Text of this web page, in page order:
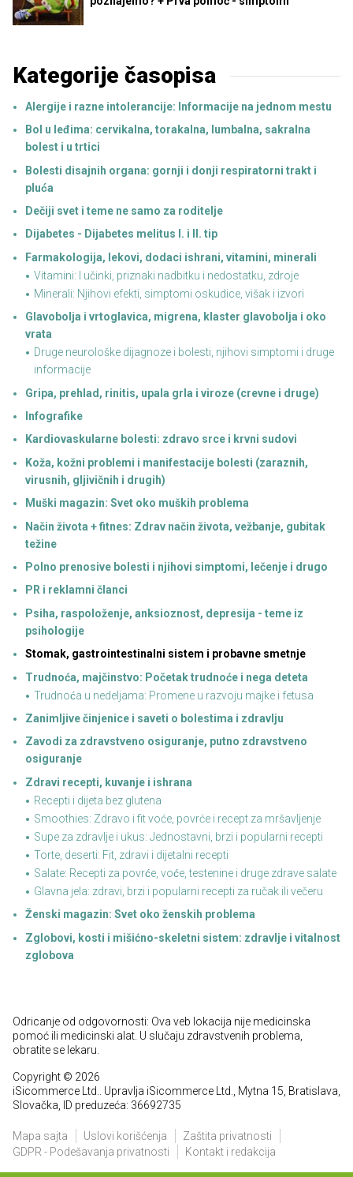
Kategorije časopisa
Alergije i razne intolerancije: Informacije na jednom mestu
Bol u leđima: cervikalna, torakalna, lumbalna, sakralna
bolest i u trtici
Bolesti disajnih organa: gornji i donji respiratorni trakt i
pluća
Dečiji svet i teme ne samo za roditelje
Dijabetes - Dijabetes melitus I. i II. tip
Farmakologija, lekovi, dodaci ishrani, vitamini, minerali
Vitamini: I učinki, priznaki nadbitku i nedostatku, zdroje
Minerali: Njihovi efekti, simptomi oskudice, višak i izvori
Glavobolja i vrtoglavica, migrena, klaster glavobolja i oko
vrata
Druge neurološke dijagnoze i bolesti, njihovi simptomi i druge
informacije
Gripa, prehlad, rinitis, upala grla i viroze (crevne i druge)
Infografike
Kardiovaskularne bolesti: zdravo srce i krvni sudovi
Koža, kožni problemi i manifestacije bolesti (zaraznih,
virusnih, gljivičnih i drugih)
Muški magazin: Svet oko muških problema
Način života + fitnes: Zdrav način života, vežbanje, gubitak
težine
Polno prenosive bolesti i njihovi simptomi, lečenje i drugo
PR i reklamni članci
Psiha, raspoloženje, anksioznost, depresija - teme iz
psihologije
Stomak, gastrointestinalni sistem i probavne smetnje
Trudnoća, majčinstvo: Početak trudnoće i nega deteta
Trudnoća u nedeljama: Promene u razvoju majke i fetusa
Zanimljive činjenice i saveti o bolestima i zdravlju
Zavodi za zdravstveno osiguranje, putno zdravstveno
osiguranje
Zdravi recepti, kuvanje i ishrana
Recepti i dijeta bez glutena
Smoothies: Zdravo i fit voće, povrće i recept za mršavljenje
Supe za zdravlje i ukus: Jednostavni, brzi i popularni recepti
Torte, deserti: Fit, zdravi i dijetalni recepti
Salate: Recepti za povrće, voće, testenine i druge zdrave salate
Glavna jela: zdravi, brzi i popularni recepti za ručak ili večeru
Ženski magazin: Svet oko ženskih problema
Zglobovi, kosti i mišićno-skeletni sistem: zdravlje i vitalnost
zglobova
Odricanje od odgovornosti: Ova veb lokacija nije medicinska
pomoć ili medicinski alat. U slučaju zdravstvenih problema,
obratite se lekaru.
Copyright © 2026
iSicommerce Ltd.. Upravlja iSicommerce Ltd., Mytna 15, Bratislava,
Slovačka, ID preduzeća: 36692735
Mapa sajta Uslovi korišćenja
Zaštita privatnosti
GDPR - Podešavanja privatnosti
Kontakt i redakcija